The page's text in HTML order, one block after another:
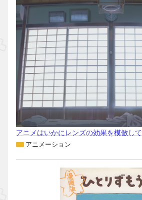
アニメはいかにレンズの効果を模倣し
アニメーション